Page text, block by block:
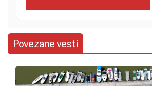
Povezane vesti